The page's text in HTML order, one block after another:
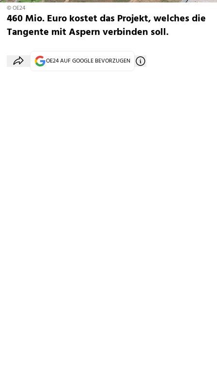
© OE24
460 Mio. Euro kostet das Projekt, welches die
Tangente mit Aspern verbinden soll.
OE24 AUF GOOGLE BEVORZUGEN